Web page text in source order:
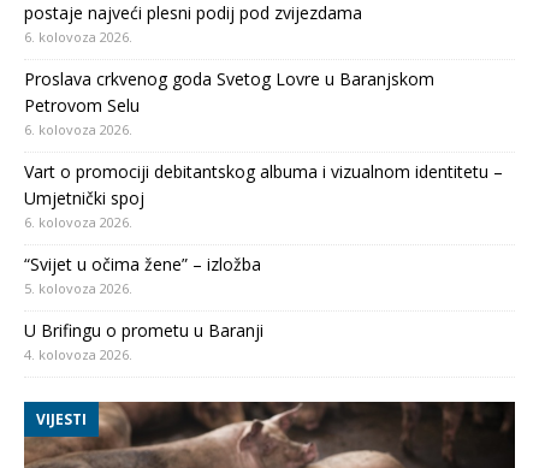
postaje najveći plesni podij pod zvijezdama
6. kolovoza 2026.
Proslava crkvenog goda Svetog Lovre u Baranjskom
Petrovom Selu
6. kolovoza 2026.
Vart o promociji debitantskog albuma i vizualnom identitetu –
Umjetnički spoj
6. kolovoza 2026.
“Svijet u očima žene” – izložba
5. kolovoza 2026.
U Brifingu o prometu u Baranji
4. kolovoza 2026.
VIJESTI